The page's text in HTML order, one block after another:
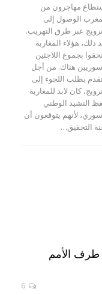
مهاجرون من
الوصول إلى
عبر طرق التهريب.
ذلك، هؤلاء المغاربة
بجموع اللاجئين
هناك. من أجل
بطلب اللجوء إلى
كان لابد للمغاربة
النشيد الوطني
لأنهم يتوقعون أن
التحقيق…
من طرف الأمم